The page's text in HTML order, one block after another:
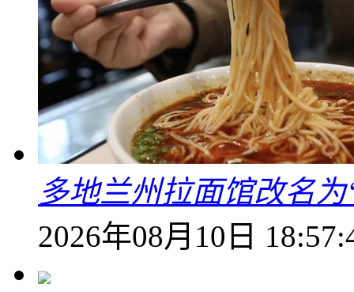
多地兰州拉面馆改名
2026年08月10日